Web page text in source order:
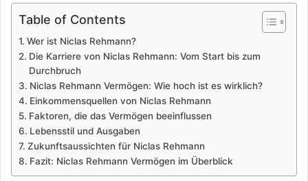
Table of Contents
Wer ist Niclas Rehmann?
Die Karriere von Niclas Rehmann: Vom Start bis zum
Durchbruch
Niclas Rehmann Vermögen: Wie hoch ist es wirklich?
Einkommensquellen von Niclas Rehmann
Faktoren, die das Vermögen beeinflussen
Lebensstil und Ausgaben
Zukunftsaussichten für Niclas Rehmann
Fazit: Niclas Rehmann Vermögen im Überblick